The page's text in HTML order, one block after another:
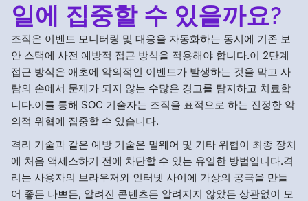
일에 집중할 수 있을까요?
조직은 이벤트 모니터링 및 대응을 자동화하는 동시에 기존 보
안 스택에 사전 예방적 접근 방식을 적용해야 합니다.이 2단계
접근 방식은 애초에 악의적인 이벤트가 발생하는 것을 막고 사
람의 손에서 문제가 되지 않는 수많은 경고를 탐지하고 치료합
니다.이를 통해 SOC 기술자는 조직을 표적으로 하는 진정한 악
의적 위협에 집중할 수 있습니다.
격리 기술과 같은 예방 기술은 멀웨어 및 기타 위협이 최종 장치
에 처음 액세스하기 전에 차단할 수 있는 유일한 방법입니다.격
리는 사용자의 브라우저와 인터넷 사이에 가상의 공극을 만들
어 좋든 나쁘든, 알려진 콘텐츠든 알려지지 않았든 상관없이 모